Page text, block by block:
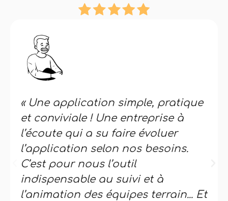
« Une application simple, pratique
et conviviale ! Une entreprise à
l’écoute qui a su faire évoluer
l’application selon nos besoins.
C’est pour nous l’outil
indispensable au suivi et à
l’animation des équipes terrain... Et